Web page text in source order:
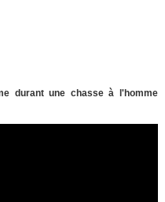
durant une chasse à l'homme